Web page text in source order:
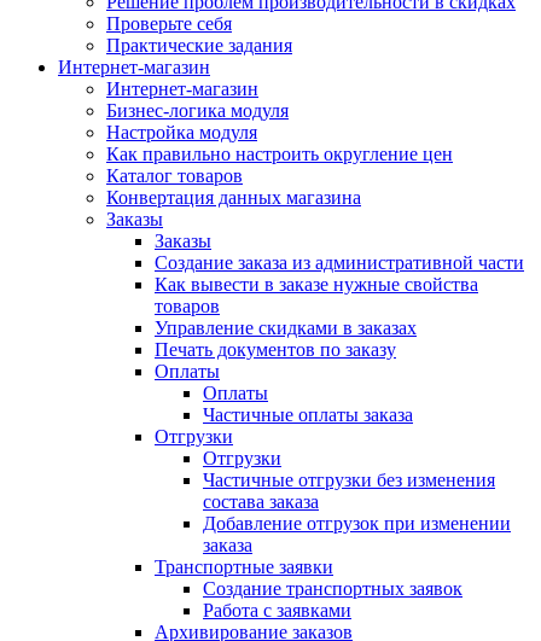
Проверьте себя
Практические задания
Интернет-магазин
Интернет-магазин
Бизнес-логика модуля
Настройка модуля
Как правильно настроить округление цен
Каталог товаров
Конвертация данных магазина
Заказы
Заказы
Создание заказа из административной части
Как вывести в заказе нужные свойства
товаров
Управление скидками в заказах
Печать документов по заказу
Оплаты
Оплаты
Частичные оплаты заказа
Отгрузки
Отгрузки
Частичные отгрузки без изменения
состава заказа
Добавление отгрузок при изменении
заказа
Транспортные заявки
Создание транспортных заявок
Работа с заявками
Архивирование заказов